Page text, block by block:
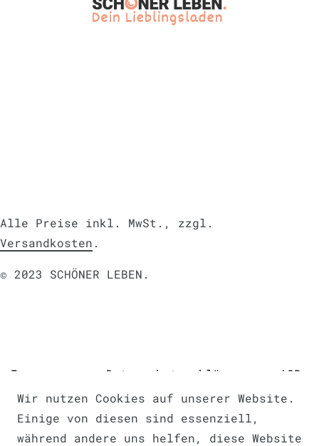
Wir nutzen Cookies auf unserer Website.
Einige von diesen sind essenziell,
während andere uns helfen, diese Website
Alle Preise inkl. MwSt., zzgl.
Versandkosten .
© 2023 SCHÖNER LEBEN.
Impressum Daten­schutz­erklärung AGB